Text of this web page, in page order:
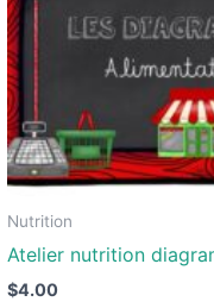
Nutrition
Atelier nutrition
$4.00